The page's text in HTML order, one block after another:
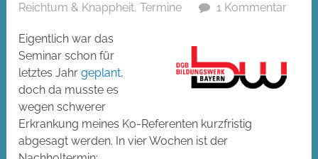
Reichtum & Knappheit,Termine 1 Kommentar
Eigentlich war das
Seminar schon für
letztes Jahrgeplant,
doch da musste es
wegen schwerer
Erkrankung meines Ko-Referenten kurzfristig
abgesagt werden. In vier Wochen ist der